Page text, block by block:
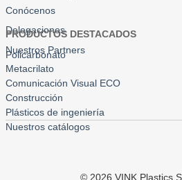
Conócenos
Delegaciones
Nuestros Partners
PRODUCTOS DESTACADOS
Policarbonato
Metacrilato
Comunicación Visual ECO
Construcción
Plásticos de ingeniería
Nuestros catálogos
© 2026 VINK Plastics